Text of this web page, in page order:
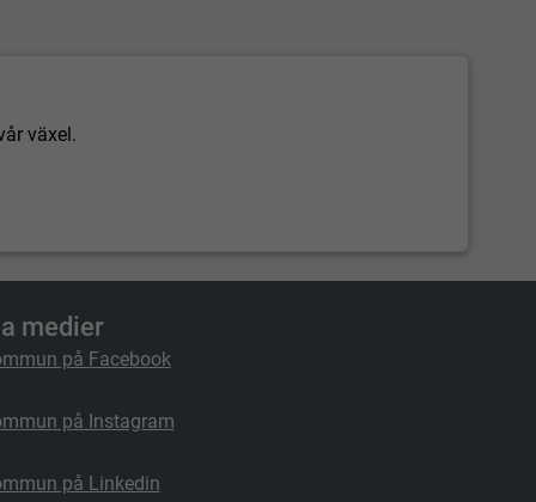
växel.
medier
på Facebook
på Instagram
på Linkedin